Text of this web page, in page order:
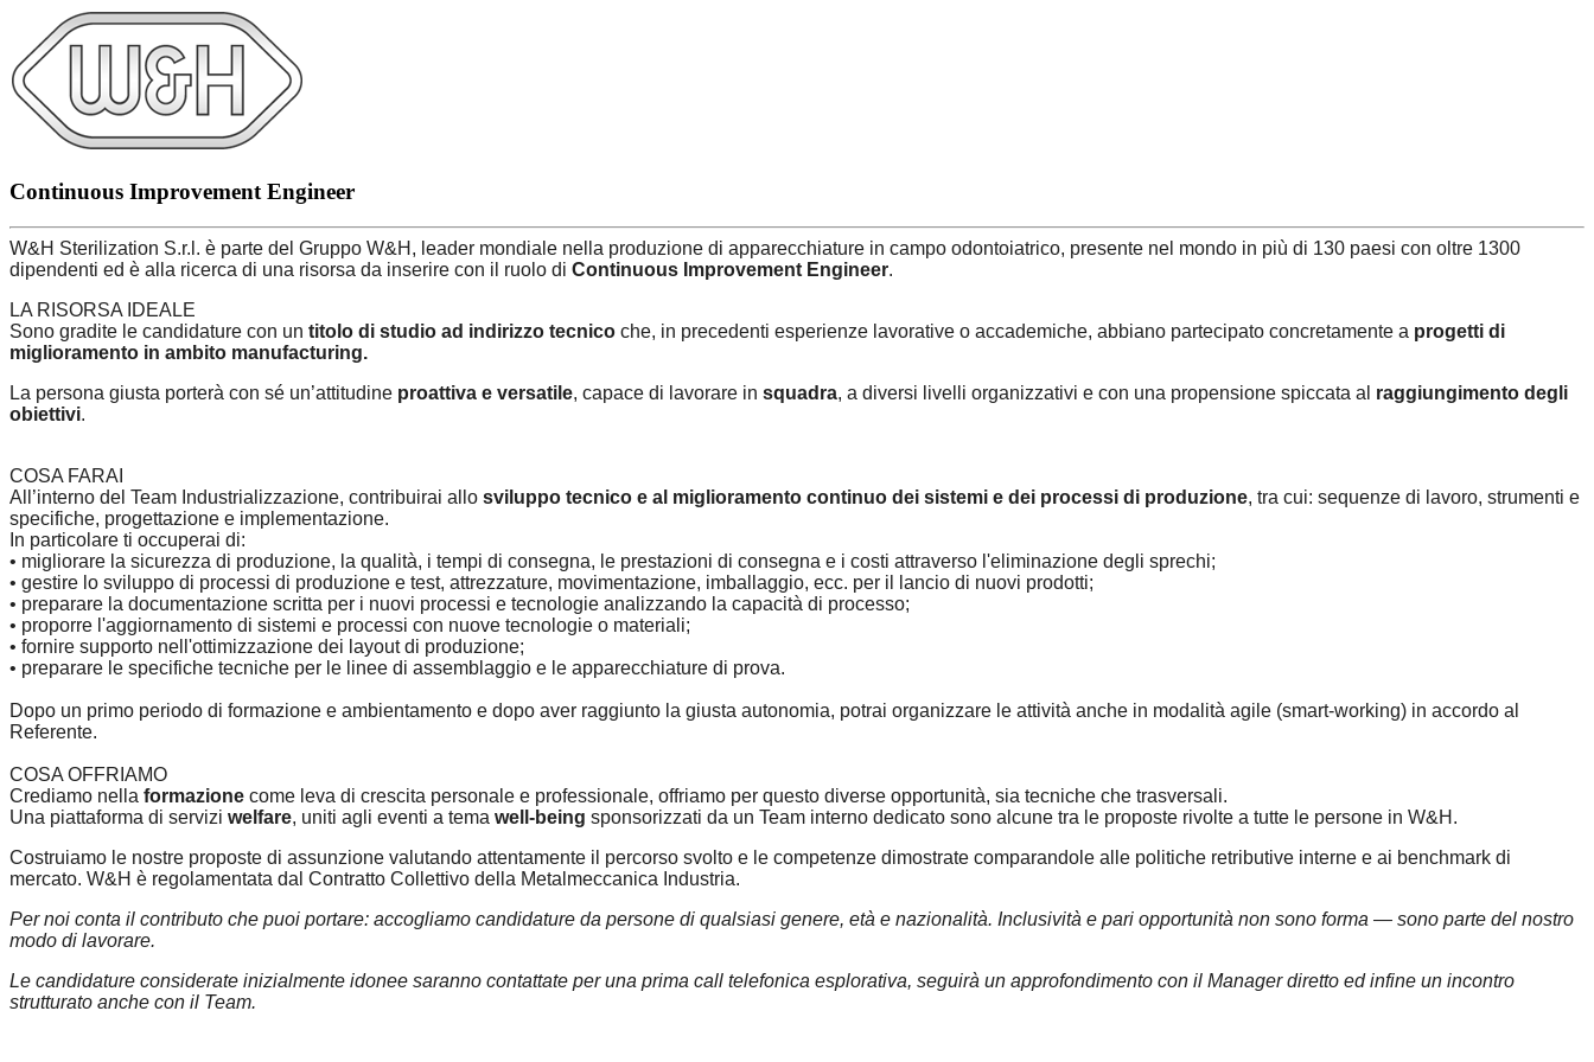
Continuous Improvement Engineer
W&H Sterilization S.r.l. è parte del Gruppo W&H, leader mondiale nella produzione di apparecchiature in campo odontoiatrico, presente nel mondo in più di 130 paesi con oltre 1300
dipendenti ed è alla ricerca di una risorsa da inserire con il ruolo di Continuous Improvement Engineer.
LA RISORSA IDEALE
Sono gradite le candidature con un titolo di studio ad indirizzo tecnico che, in precedenti esperienze lavorative o accademiche, abbiano partecipato concretamente a progetti di
miglioramento in ambito manufacturing.
La persona giusta porterà con sé un’attitudine proattiva e versatile, capace di lavorare in squadra, a diversi livelli organizzativi e con una propensione spiccata al raggiungimento degli
obiettivi.
COSA FARAI
All’interno del Team Industrializzazione, contribuirai allo sviluppo tecnico e al miglioramento continuo dei sistemi e dei processi di produzione, tra cui: sequenze di lavoro, strumenti e
specifiche, progettazione e implementazione.
In particolare ti occuperai di:
• migliorare la sicurezza di produzione, la qualità, i tempi di consegna, le prestazioni di consegna e i costi attraverso l'eliminazione degli sprechi;
• gestire lo sviluppo di processi di produzione e test, attrezzature, movimentazione, imballaggio, ecc. per il lancio di nuovi prodotti;
• preparare la documentazione scritta per i nuovi processi e tecnologie analizzando la capacità di processo;
• proporre l'aggiornamento di sistemi e processi con nuove tecnologie o materiali;
• fornire supporto nell'ottimizzazione dei layout di produzione;
• preparare le specifiche tecniche per le linee di assemblaggio e le apparecchiature di prova.
Dopo un primo periodo di formazione e ambientamento e dopo aver raggiunto la giusta autonomia, potrai organizzare le attività anche in modalità agile (smart-working) in accordo al
Referente.
COSA OFFRIAMO
Crediamo nella formazione come leva di crescita personale e professionale, offriamo per questo diverse opportunità, sia tecniche che trasversali.
Una piattaforma di servizi welfare, uniti agli eventi a tema well-being sponsorizzati da un Team interno dedicato sono alcune tra le proposte rivolte a tutte le persone in W&H.
Costruiamo le nostre proposte di assunzione valutando attentamente il percorso svolto e le competenze dimostrate comparandole alle politiche retributive interne e ai benchmark di
mercato. W&H è regolamentata dal Contratto Collettivo della Metalmeccanica Industria.
Per noi conta il contributo che puoi portare: accogliamo candidature da persone di qualsiasi genere, età e nazionalità. Inclusività e pari opportunità non sono forma — sono parte del nostro
modo di lavorare.
Le candidature considerate inizialmente idonee saranno contattate per una prima call telefonica esplorativa, seguirà un approfondimento con il Manager diretto ed infine un incontro
strutturato anche con il Team.